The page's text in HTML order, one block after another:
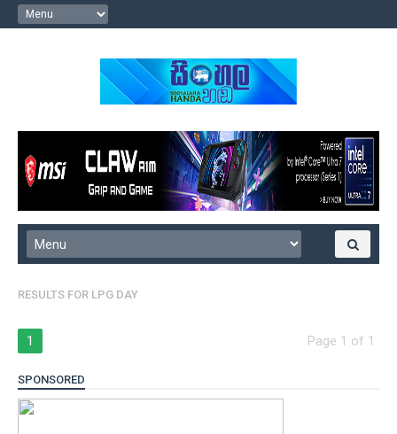
RESULTS FOR LPG DAY
Page 1 of 1
1
SPONSORED